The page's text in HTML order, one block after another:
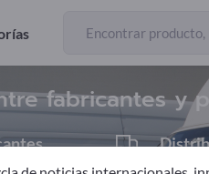
fabricantes y